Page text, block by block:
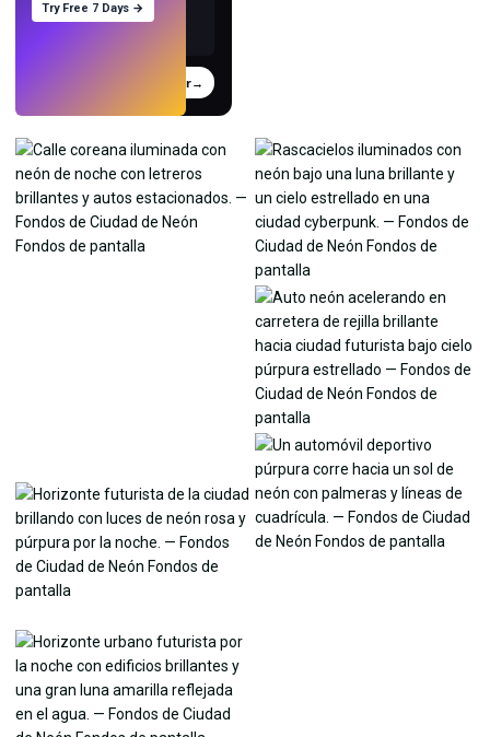
Probar→
Try Free 7 Days →